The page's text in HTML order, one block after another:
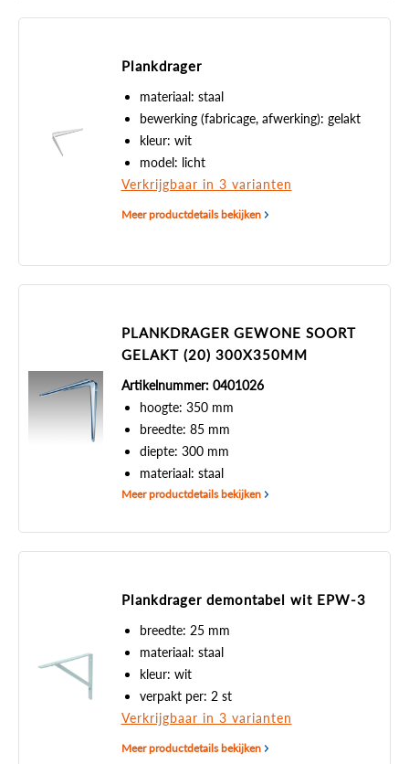
Plankdrager
materiaal: staal
bewerking (fabricage, afwerking): gelakt
kleur: wit
model: licht
Verkrijgbaar in 3 varianten
Meer productdetails bekijken
PLANKDRAGER GEWONE SOORT
GELAKT (20) 300X350MM
Artikelnummer: 0401026
hoogte: 350 mm
breedte: 85 mm
diepte: 300 mm
materiaal: staal
Meer productdetails bekijken
Plankdrager demontabel wit EPW-3
breedte: 25 mm
materiaal: staal
kleur: wit
verpakt per: 2 st
Verkrijgbaar in 3 varianten
Meer productdetails bekijken